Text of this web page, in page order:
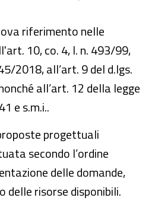
riferimento nelle
10, co. 4, l. n. 493/99,
2018, all’art. 9 del d.lgs.
all’art. 12 della legge
e s.m.i..
progettuali
secondo l’ordine
delle domande,
delle risorse disponibili.